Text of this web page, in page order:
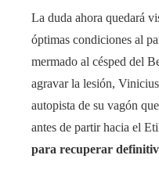
La duda ahora quedará
óptimas condiciones al
mermado al césped del
agravar la lesión,
autopista de su vagón
antes de partir hacia el
para recuperar